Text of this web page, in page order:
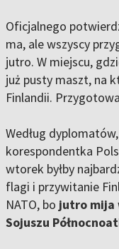
Oficjalnego
ma, ale wszyscy
jutro. W miejscu,
już pusty maszt, na
Finlandii.
Według
korespondentka
wtorek byłby
flagi i przywitanie
NATO, bo jutro mija
Sojuszu